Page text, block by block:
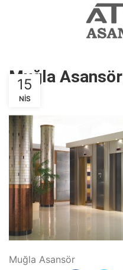
Muğla Asansör
15
NIS
Muğla Asansör